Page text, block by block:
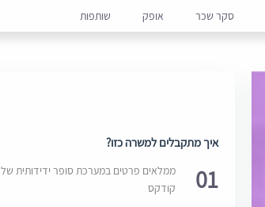
סקר שכר אופק שותפות
איך מתקבלים למשרה כזו?
01
ממלאים פרטים במערכת סופר ידידותית של
קודקס